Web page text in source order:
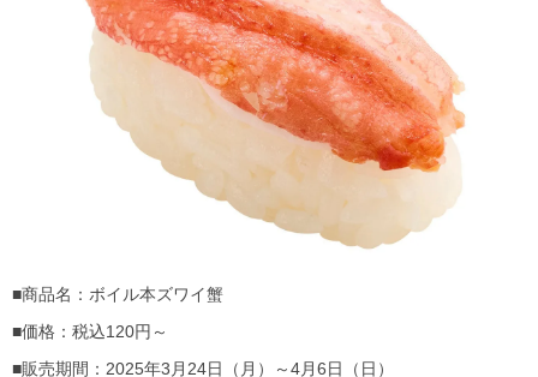
■商品名：ボイル本ズワイ蟹
■価格：税込120円～
■販売期間：2025年3月24日（月）～4月6日（日）